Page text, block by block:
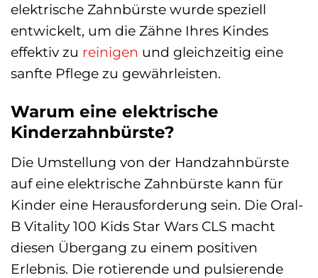
elektrische Zahnbürste wurde speziell
entwickelt, um die Zähne Ihres Kindes
effektiv zu reinigen und gleichzeitig eine
sanfte Pflege zu gewährleisten.
Warum eine elektrische
Kinderzahnbürste?
Die Umstellung von der Handzahnbürste
auf eine elektrische Zahnbürste kann für
Kinder eine Herausforderung sein. Die Oral-
B Vitality 100 Kids Star Wars CLS macht
diesen Übergang zu einem positiven
Erlebnis. Die rotierende und pulsierende